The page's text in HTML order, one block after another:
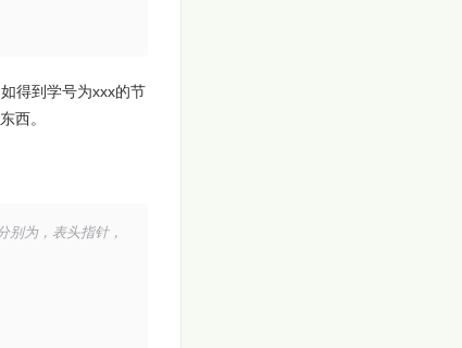
得到学号为xxx的节
西。
为，表头指针，